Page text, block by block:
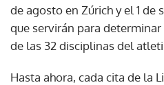
de agosto en Zúrich y el 1 de
que servirán para
de las 32 disciplinas del
Hasta ahora, cada cita de la